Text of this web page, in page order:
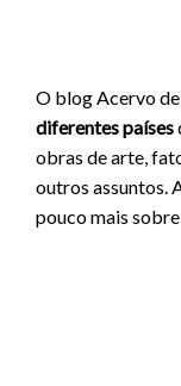
O blog Acervo
diferentes países
obras de arte,
outros assuntos.
pouco mais